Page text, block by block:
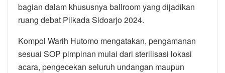
bagian dalam khususnya ballroom yang dijadikan
ruang debat Pilkada Sidoarjo 2024.
Kompol Warih Hutomo mengatakan, pengamanan
sesuai SOP pimpinan mulai dari sterilisasi lokasi
acara, pengecekan seluruh undangan maupun